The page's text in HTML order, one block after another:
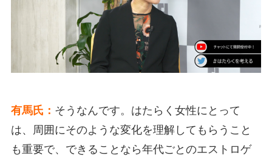
有馬氏： そうなんです。はたらく女性にとって
は、周囲にそのような変化を理解してもらうこと
も重要で、できることなら年代ごとのエストロゲ